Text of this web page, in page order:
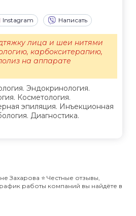
Instagram Написать
Эндокринология.
Косметология.
эпиляция. Инъекционная
Диагностика.
лица и шеи нитями
карбокситерапию,
на аппарате
Захарова ⭐️ Честные отзывы,
работы компаний вы найдёте в